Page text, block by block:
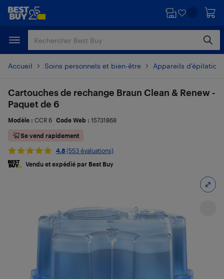
Passer
principal
Passer
Accueil Soins personnels et bien-être Appareils d'épilation
Cartouches de rechange Braun Clean & Renew -
Paquet de 6
Modèle : CCR 6 Code Web : 15731868
Se vend rapidement
4.8 (553 évaluations)
Vendu et expédié par Best Buy